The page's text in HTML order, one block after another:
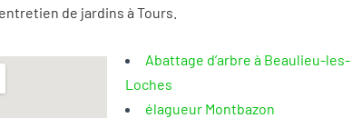
de jardins à Tours
Abattage d’arbre à Beaulieu-les-
Loches
élagueur Montbazon